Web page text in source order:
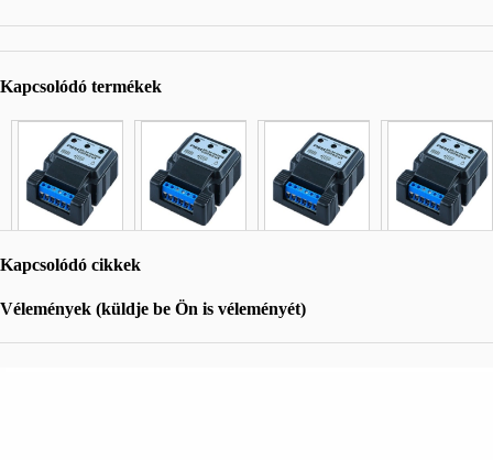
Kapcsolódó termékek
Kapcsolódó cikkek
Vélemények (küldje be Ön is véleményét)